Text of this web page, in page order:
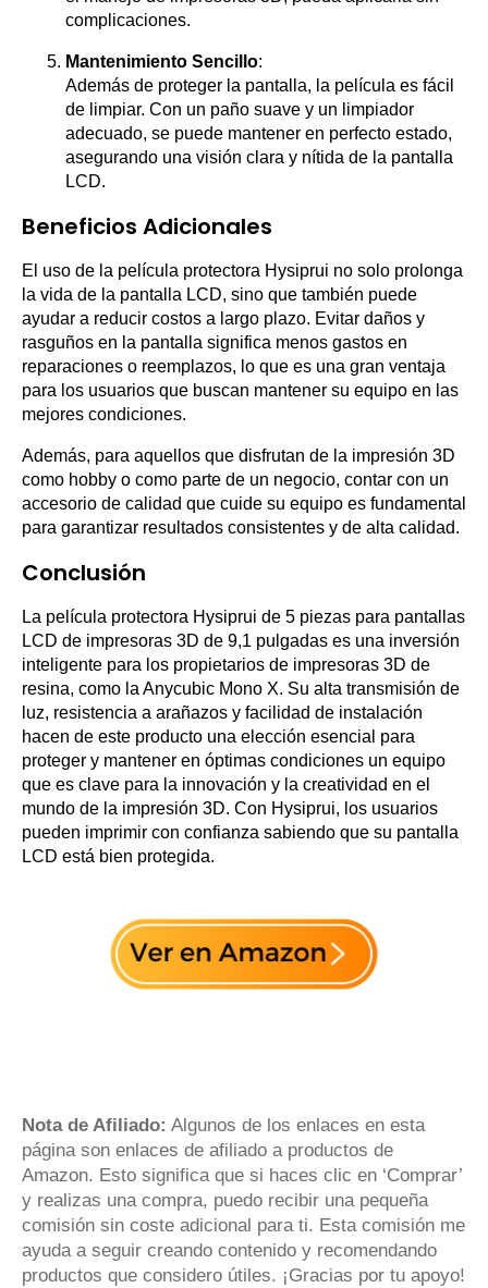
complicaciones.
Mantenimiento Sencillo:
Además de proteger la pantalla, la película es fácil
de limpiar. Con un paño suave y un limpiador
adecuado, se puede mantener en perfecto estado,
asegurando una visión clara y nítida de la pantalla
LCD.
Beneficios Adicionales
El uso de la película protectora Hysiprui no solo prolonga
la vida de la pantalla LCD, sino que también puede
ayudar a reducir costos a largo plazo. Evitar daños y
rasguños en la pantalla significa menos gastos en
reparaciones o reemplazos, lo que es una gran ventaja
para los usuarios que buscan mantener su equipo en las
mejores condiciones.
Además, para aquellos que disfrutan de la impresión 3D
como hobby o como parte de un negocio, contar con un
accesorio de calidad que cuide su equipo es fundamental
para garantizar resultados consistentes y de alta calidad.
Conclusión
La película protectora Hysiprui de 5 piezas para pantallas
LCD de impresoras 3D de 9,1 pulgadas es una inversión
inteligente para los propietarios de impresoras 3D de
resina, como la Anycubic Mono X. Su alta transmisión de
luz, resistencia a arañazos y facilidad de instalación
hacen de este producto una elección esencial para
proteger y mantener en óptimas condiciones un equipo
que es clave para la innovación y la creatividad en el
mundo de la impresión 3D. Con Hysiprui, los usuarios
pueden imprimir con confianza sabiendo que su pantalla
LCD está bien protegida.
Nota de Afiliado: Algunos de los enlaces en esta
página son enlaces de afiliado a productos de
Amazon. Esto significa que si haces clic en ‘Comprar’
y realizas una compra, puedo recibir una pequeña
comisión sin coste adicional para ti. Esta comisión me
ayuda a seguir creando contenido y recomendando
productos que considero útiles. ¡Gracias por tu apoyo!